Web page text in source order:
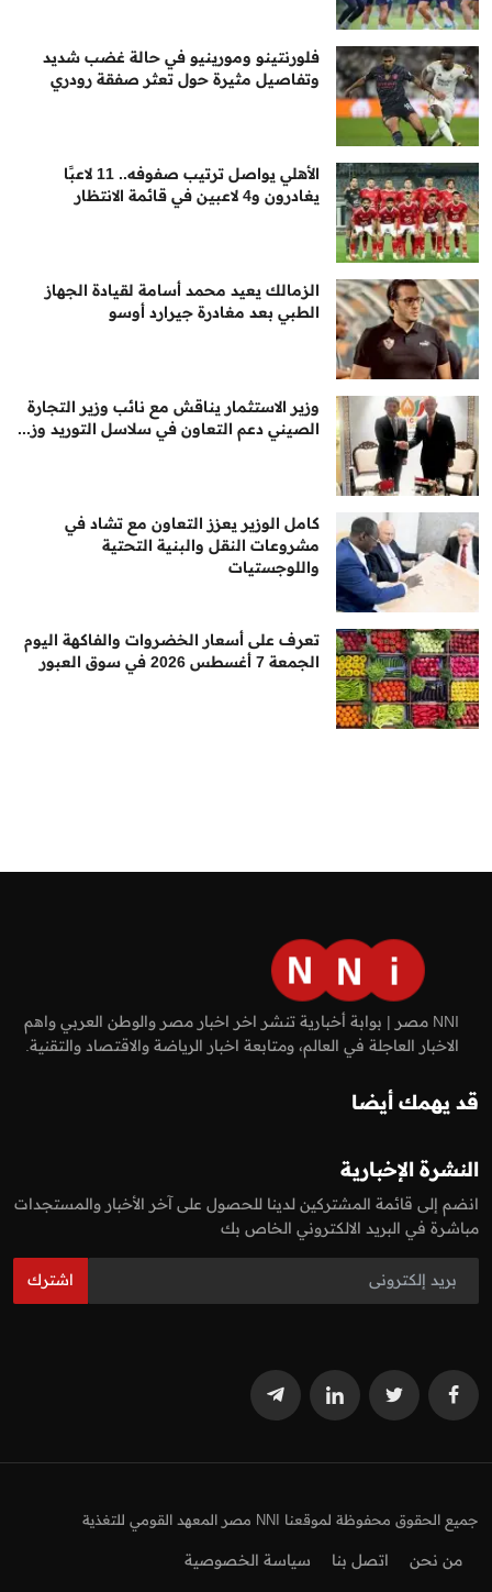
فلورنتينو ومورينيو في حالة غضب شديد
وتفاصيل مثيرة حول تعثر صفقة رودري
الأهلي يواصل ترتيب صفوفه.. 11 لاعبًا
يغادرون و4 لاعبين في قائمة الانتظار
الزمالك يعيد محمد أسامة لقيادة الجهاز
الطبي بعد مغادرة جيرارد أوسو
وزير الاستثمار يناقش مع نائب وزير التجارة
الصيني دعم التعاون في سلاسل التوريد وز...
كامل الوزير يعزز التعاون مع تشاد في
مشروعات النقل والبنية التحتية
واللوجستيات
تعرف على أسعار الخضروات والفاكهة اليوم
الجمعة 7 أغسطس 2026 في سوق العبور
NNI مصر | بوابة أخبارية تنشر اخر اخبار مصر والوطن العربي واهم
الاخبار العاجلة في العالم، ومتابعة اخبار الرياضة والاقتصاد والتقنية.
قد يهمك أيضا
النشرة الإخبارية
انضم إلى قائمة المشتركين لدينا للحصول على آخر الأخبار والمستجدات
مباشرة في البريد الالكتروني الخاص بك
اشترك
جميع الحقوق محفوظة لموقعنا NNI مصر المعهد القومي للتغذية
من نحن اتصل بنا سياسة الخصوصية